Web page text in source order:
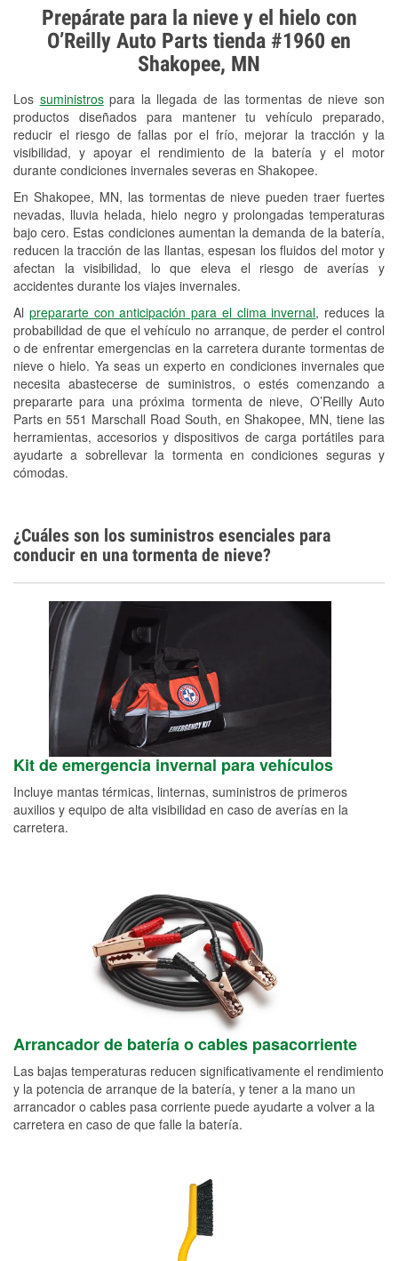
Prepárate para la nieve y el hielo con
O’Reilly Auto Parts tienda #1960 en
Shakopee, MN
Los suministrospara la llegada de las tormentas de nieve son
productos diseñados para mantener tu vehículo preparado,
reducir el riesgo de fallas por el frío, mejorar la tracción y la
visibilidad, y apoyar el rendimiento de la batería y el motor
durante condiciones invernales severas en Shakopee.
En Shakopee, MN, las tormentas de nieve pueden traer fuertes
nevadas, lluvia helada, hielo negro y prolongadas temperaturas
bajo cero. Estas condiciones aumentan la demanda de la batería,
reducen la tracción de las llantas, espesan los fluidos del motor y
afectan la visibilidad, lo que eleva el riesgo de averías y
accidentes durante los viajes invernales.
Al prepararte con anticipación para el clima invernal, reduces la
probabilidad de que el vehículo no arranque, de perder el control
o de enfrentar emergencias en la carretera durante tormentas de
nieve o hielo. Ya seas un experto en condiciones invernales que
necesita abastecerse de suministros, o estés comenzando a
prepararte para una próxima tormenta de nieve, O’Reilly Auto
Parts en 551 Marschall Road South, en Shakopee, MN, tiene las
herramientas, accesorios y dispositivos de carga portátiles para
ayudarte a sobrellevar la tormenta en condiciones seguras y
cómodas.
Prueba de alternadores y
arrancadores
Revisión de la luz "Check Engine"
Reciclaje de baterías y aceite
Instalación de bombillas de faros
Instalación de limpiaparabrisas
Programa de Préstamo de
Herramientas
Rectificación de tambores y discos de
freno
Snowstorm Supplies
Tornado Supplies
Conoce más
¿Cuáles son los suministros esenciales para
conducir en una tormenta de nieve?
Kit de emergencia invernal para vehículos
Incluye mantas térmicas, linternas, suministros de primeros
auxilios y equipo de alta visibilidad en caso de averías en la
carretera.
Arrancador de batería o cables pasacorriente
Las bajas temperaturas reducen significativamente el rendimiento
y la potencia de arranque de la batería, y tener a la mano un
arrancador o cables pasa corriente puede ayudarte a volver a la
carretera en caso de que falle la batería.